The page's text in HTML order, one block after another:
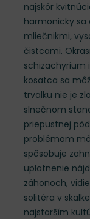
najskôr
harmonicky sa
mliečnikmi,
čistcami.
schizachyrium
kosatca sa
trvalku nie je
slnečnom
priepustnej
problémom
spôsobuje
uplatnenie
záhonoch,
solitéra v
najstarším